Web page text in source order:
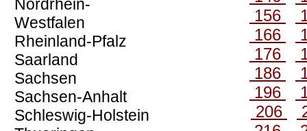
Nordrhein-
Westfalen
Rheinland-Pfalz
Saarland
Sachsen
Sachsen-Anhalt
Schleswig-Holstein
156
166
176
186
196
206